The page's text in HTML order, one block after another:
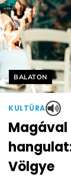
Helyszín
BALATON
KULTÚRA
Völgye